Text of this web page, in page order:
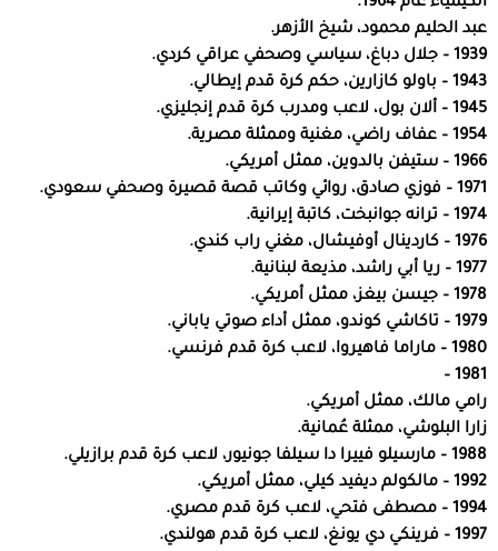
عبد الحليم محمود، شيخ الأزهر.
1939 – جلال دباغ، سياسي وصحفي عراقي كردي.
1943 – باولو كازارين، حكم كرة قدم إيطالي.
1945 – ألان بول، لاعب ومدرب كرة قدم إنجليزي.
1954 – عفاف راضي، مغنية وممثلة مصرية.
1966 – ستيفن بالدوين، ممثل أمريكي.
1971 – فوزي صادق، روائي وكاتب قصة قصيرة وصحفي سعودي.
1974 – ترانه جوانبخت، كاتبة إيرانية.
1976 – كاردينال أوفيشال، مغني راب كندي.
1977 – ريا أبي راشد، مذيعة لبنانية.
1978 – جيسن بيغز، ممثل أمريكي.
1979 – تاكاشي كوندو، ممثل أداء صوتي ياباني.
1980 – ماراما فاهيروا، لاعب كرة قدم فرنسي.
1981 –
رامي مالك، ممثل أمريكي.
زارا البلوشي، ممثلة عُمانية.
1988 – مارسيلو فييرا دا سيلفا جونيور، لاعب كرة قدم برازيلي.
1992 – مالكولم ديفيد كيلي، ممثل أمريكي.
1994 – مصطفى فتحي، لاعب كرة قدم مصري.
1997 – فرينكي دي يونغ، لاعب كرة قدم هولندي.